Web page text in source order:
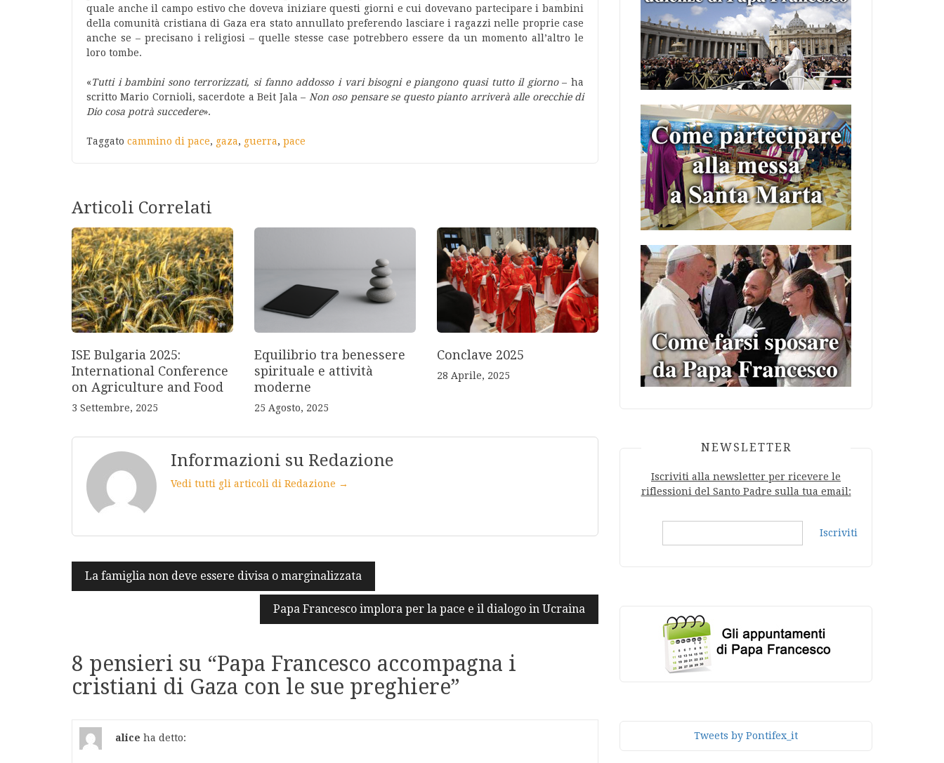
quale anche il campo estivo che doveva iniziare questi giorni e cui dovevano partecipare i bambini
della comunità cristiana di Gaza era stato annullato preferendo lasciare i ragazzi nelle proprie case
anche se – precisano i religiosi – quelle stesse case potrebbero essere da un momento all’altro le
loro tombe.
«Tutti i bambini sono terrorizzati, si fanno addosso i vari bisogni e piangono quasi tutto il giorno– ha
scritto Mario Cornioli, sacerdote a Beit Jala – Non oso pensare se questo pianto arriverà alle orecchie di
Dio cosa potrà succedere».
Taggato cammino di pace, gaza, guerra, pace
Articoli Correlati
ISE Bulgaria 2025:
International Conference
on Agriculture and Food
3 Settembre, 2025
Equilibrio tra benessere
spirituale e attività
moderne
25 Agosto, 2025
Conclave 2025
28 Aprile, 2025
Informazioni su Redazione
Vedi tutti gli articoli di Redazione →
Navigazione
articoli
La famiglia non deve essere divisa o marginalizzata
Papa Francesco implora per la pace e il dialogo in Ucraina
8 pensieri su “Papa Francesco accompagna i
cristiani di Gaza con le sue preghiere”
alice ha detto:
NEWSLETTER
Iscriviti alla newsletter per ricevere le
riflessioni del Santo Padre sulla tua email:
Iscriviti
Tweets by Pontifex_it